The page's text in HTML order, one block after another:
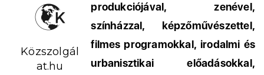
Közszolgál
at.hu
produkciójával, zenével,
színházzal, képzőművészettel,
filmes programokkal, irodalmi és
urbanisztikai előadásokkal,